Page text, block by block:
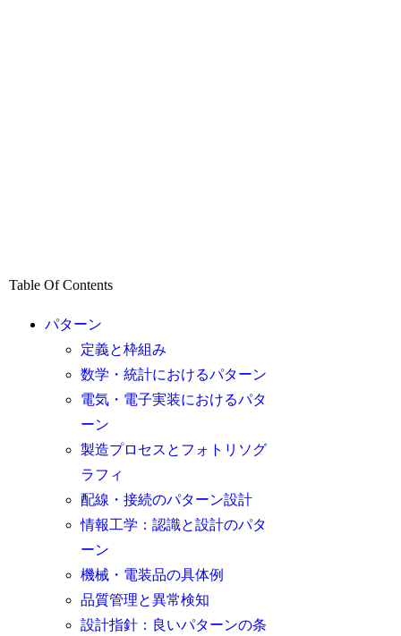
Table Of Contents
パターン
定義と枠組み
数学・統計におけるパターン
電気・電子実装におけるパタ
ーン
製造プロセスとフォトリソグ
ラフィ
配線・接続のパターン設計
情報工学：認識と設計のパタ
ーン
機械・電装品の具体例
品質管理と異常検知
設計指針：良いパターンの条